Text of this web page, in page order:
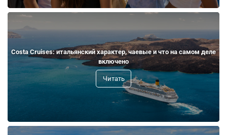
Costa Cruises: итальянский характер, чаевые и что на самом деле
включено
Читать